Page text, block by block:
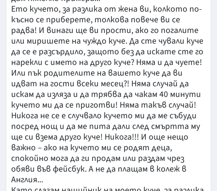
Ето кучето, за разлика от жена ви, колкото по-
късно се приберете, толкова повече ви се
радва! И винаги ще ви прости, ако го погалите
или миришете на чуждо куче. Да сте чували куче
да се е разсърдило, защото без да искате сте го
нарекли с името на друго куче? Няма и да чуете!
Или пък родителите на вашето куче да ви
идват на гости всеки месец?! Няма случай да
искам да изляза и да трябва да чакам 40 минути
кучето ми да се приготви! Няма такъв случай!
Никога не се е случвало кучето ми да ме събуди
посред нощ и да ме пита дали след смъртта му
ще си взема друго куче! Никога!!! И още нещо
важно – ако на кучето ми се родят деца,
спокойно мога да ги продам или раздам чрез
обяви във фейсбук. А не да плащам в колеж в
Англия...